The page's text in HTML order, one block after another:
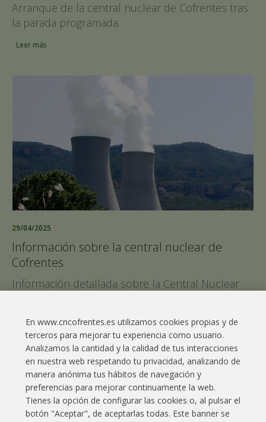
Arranque de la central nuclear de Cofrentes tras
la parada programada.
Leer más
29/04/2025
Información sobre la central nuclear de
Cofrentes
Información detallada sobre la Central Nuclear
Leer más
En www.cncofrentes.es utilizamos cookies propias y de
terceros para mejorar tu experiencia como usuario.
Analizamos la cantidad y la calidad de tus interacciones
en nuestra web respetando tu privacidad, analizando de
manera anónima tus hábitos de navegación y
preferencias para mejorar continuamente la web.
Tienes la opción de configurar las cookies o, al pulsar el
botón "Aceptar", de aceptarlas todas. Este banner se